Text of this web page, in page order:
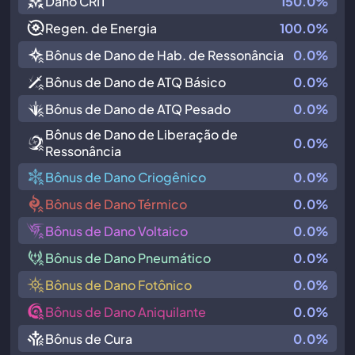
Regen. de Energia
100.0%
Bônus de Dano de Hab. de Ressonância
0.0%
Bônus de Dano de ATQ Básico
0.0%
Bônus de Dano de ATQ Pesado
0.0%
Bônus de Dano de Liberação de
Ressonância
0.0%
Bônus de Dano Criogênico
0.0%
Bônus de Dano Térmico
0.0%
Bônus de Dano Voltaico
0.0%
Bônus de Dano Pneumático
0.0%
Bônus de Dano Fotônico
0.0%
Bônus de Dano Aniquilante
0.0%
Bônus de Cura
0.0%